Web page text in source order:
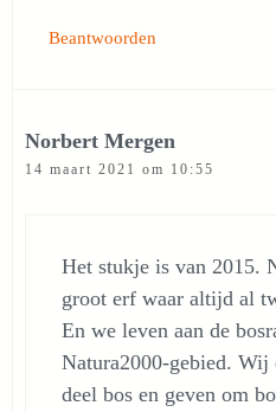
Beantwoorden
Norbert Mergen
14 maart 2021 om 10:55
Het stukje is van 2015.
groot erf waar altijd al
En we leven aan de
Natura2000-gebied. Wij
deel bos en geven om